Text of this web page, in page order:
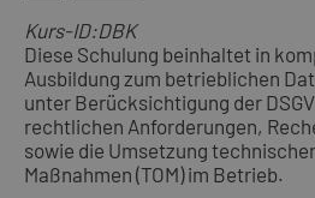
Kurs-ID:DBK
Diese Schulung beinhaltet in
Ausbildung zum betrieblichen
unter Berücksichtigung der
rechtlichen Anforderungen,
sowie die Umsetzung
Maßnahmen (TOM) im Betrieb.